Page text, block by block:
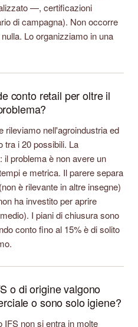
—, certificazioni
di campagna). Non occorre
Lo organizziamo in una
conto retail per oltre il
rileviamo nell'agroindustria ed
tra i 20 possibili. La
il problema è non avere un
e metrica. Il parere separa
è rilevante in altre insegne)
ha investito per aprire
I piani di chiusura sono
conto fino al 15% è di solito
o di origine valgono
o sono solo igiene?
IFS non si entra in molte